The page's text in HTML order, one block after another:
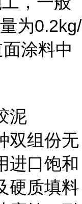
为0.2kg/
涂料中
泥
双组份无
进口饱和
硬质填料